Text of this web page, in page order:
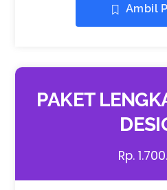
Ambil
PAKET
Rp.